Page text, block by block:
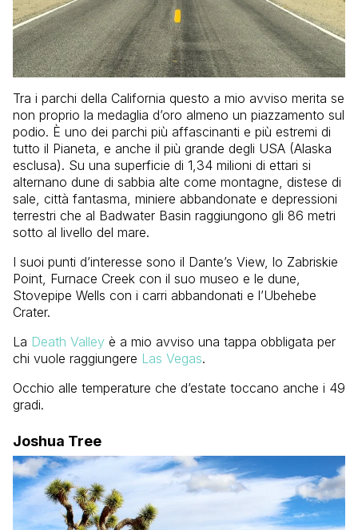
Tra i parchi della California questo a mio avviso merita se
non proprio la medaglia d’oro almeno un piazzamento sul
podio. È uno dei parchi più affascinanti e più estremi di
tutto il Pianeta, e anche il più grande degli USA (Alaska
esclusa). Su una superficie di 1,34 milioni di ettari si
alternano dune di sabbia alte come montagne, distese di
sale, città fantasma, miniere abbandonate e depressioni
terrestri che al Badwater Basin raggiungono gli 86 metri
sotto al livello del mare.
I suoi punti d’interesse sono il Dante’s View, lo Zabriskie
Point, Furnace Creek con il suo museo e le dune,
Stovepipe Wells con i carri abbandonati e l’Ubehebe
Crater.
La Death Valley è a mio avviso una tappa obbligata per
chi vuole raggiungere Las Vegas.
Occhio alle temperature che d’estate toccano anche i 49
gradi.
Joshua Tree